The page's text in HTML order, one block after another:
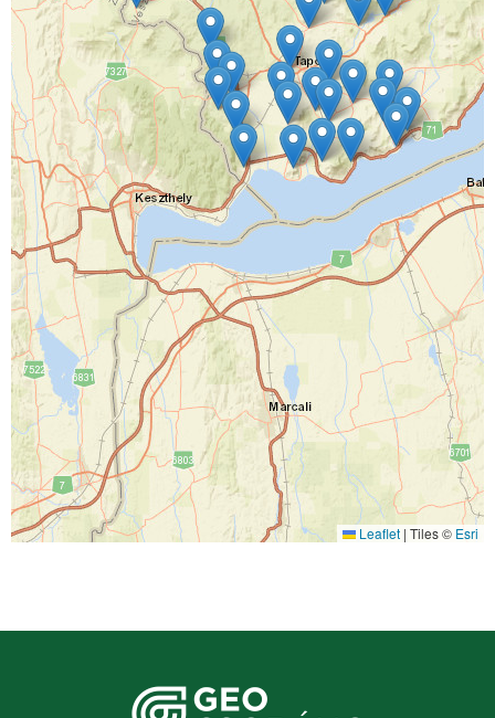
Szolgáltatásaink
Ürítési, gyűjtési rendek
Hulladéknaptárak
Szelektív gyűjtés
Lomtalanítás
Zöldhulladék gyűjtés
Hulladékgyűjtő udvar
Saját beszállítás
Hírek
Ügyfélszolgálat
Ügyfélszolgálat
Ellenőrzést gyakorló szervek , tevékenység
ellenőrzése
Leaflet | Tiles © Esri